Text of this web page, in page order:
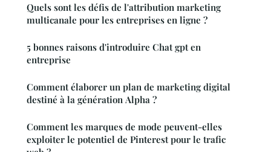
Quels sont les défis de l'attribution marketing
multicanale pour les entreprises en ligne ?
5 bonnes raisons d'introduire Chat gpt en
entreprise
Comment élaborer un plan de marketing digital
destiné à la génération Alpha ?
Comment les marques de mode peuvent-elles
exploiter le potentiel de Pinterest pour le trafic